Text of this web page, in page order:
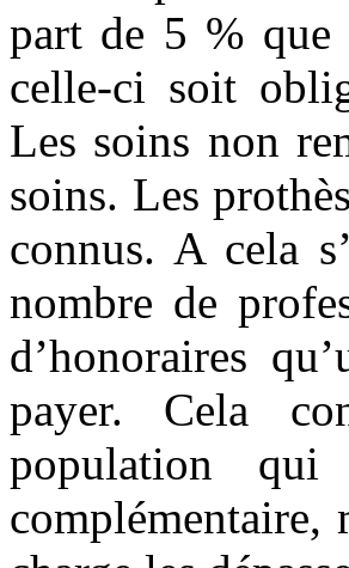
part de 5 % que
celle-ci soit
Les soins non
soins. Les
connus. A cela
nombre de
d’honoraires
payer. Cela
population
complémentaire,